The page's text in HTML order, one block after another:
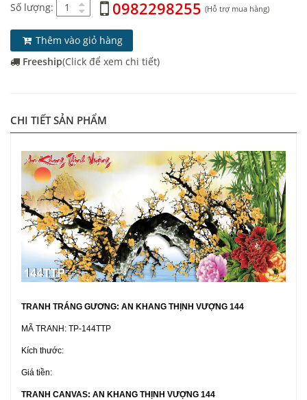
Số lượng: 0982298255 (Hỗ trợ mua hàng)
Thêm vào giỏ hàng
Freeship(Click để xem chi tiết)
CHI TIẾT SẢN PHẨM
TRANH TRÁNG GƯƠNG: AN KHANG THỊNH VƯỢNG 144
MÃ TRANH: TP-144TTP
Kích thước:
Giá tiền:
TRANH CANVAS: AN KHANG THỊNH VƯỢNG 144